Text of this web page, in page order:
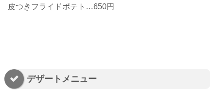
皮つきフライドポテト…650円
デザートメニュー